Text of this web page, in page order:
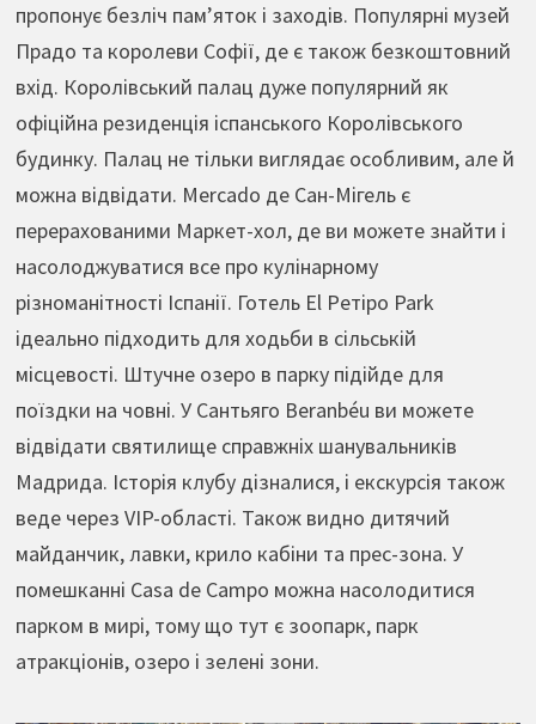
пропонує безліч пам’яток і заходів. Популярні музей
Прадо та королеви Софії, де є також безкоштовний
вхід. Королівський палац дуже популярний як
офіційна резиденція іспанського Королівського
будинку. Палац не тільки виглядає особливим, але й
можна відвідати. Mercado де Сан-Мігель є
перерахованими Маркет-хол, де ви можете знайти і
насолоджуватися все про кулінарному
різноманітності Іспанії. Готель El Ретіро Park
ідеально підходить для ходьби в сільській
місцевості. Штучне озеро в парку підійде для
поїздки на човні. У Сантьяго Beranbéu ви можете
відвідати святилище справжніх шанувальників
Мадрида. Історія клубу дізналися, і екскурсія також
веде через VIP-області. Також видно дитячий
майданчик, лавки, крило кабіни та прес-зона. У
помешканні Casa de Campo можна насолодитися
парком в мирі, тому що тут є зоопарк, парк
атракціонів, озеро і зелені зони.